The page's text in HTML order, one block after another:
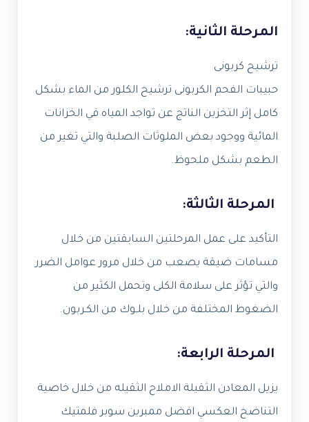
المرحلة الثانية:
ترشيح كربونى
حبيبات الفحم الكربونى ترشيح الكلور من الماء بشكل
كامل إثر التخزين الناتج عن تواجد المياه في الخزانات
المائية ووجود بعض الملوثات الصلبة والتي تغير من
الطعم بشكل ملحوظ.
المرحلة الثالثة:
التأكيد على عمل المرحلتين السابقتين من خلال
مسامات ضيقة يصعب من خلال مرور عوامل الضرر
والتي تؤثر على سلامة الكلى وتحمل الكثير من
الضغوط المختلفة من خلال بلـوك من الكـربون.
المرحلة الرابعة:
يزيل المعادن الثقيلة الاملاح الثقيله من خلال خاصية
التناضح العكسي افضل ممبرين سوبر فلمتيك